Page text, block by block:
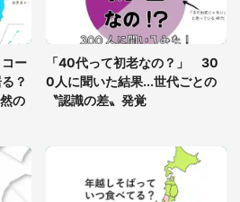
途中参加する娘を送って行ったら、真
難状態。なんとか見つけた民家に助け
住人の男性が...」
コー
？
の
「40代って初老なの？」 30
0人に聞いた結果...世代ごとの
〝認識の差〟発覚